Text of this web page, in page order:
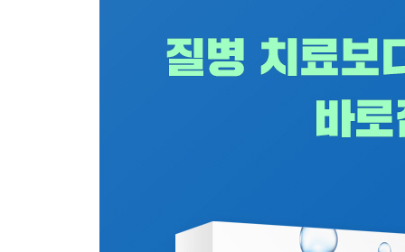
암세포, 어떻게 죽일 것인가